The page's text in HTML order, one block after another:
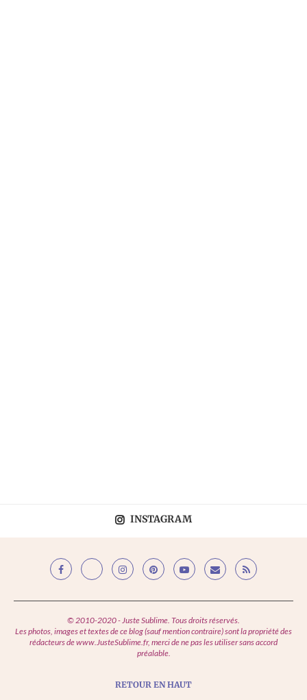
INSTAGRAM
© 2010-2020 - Juste Sublime. Tous droits réservés.
Les photos, images et textes de ce blog (sauf mention contraire) sont la propriété des
rédacteurs de www.JusteSublime.fr, merci de ne pas les utiliser sans accord
préalable.
RETOUR EN HAUT